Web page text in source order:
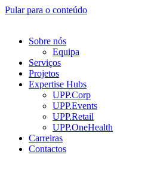
Pular para o conteúdo
Sobre nós
Equipa
Serviços
Projetos
Expertise Hubs
UPP.Corp
UPP.Events
UPP.Retail
UPP.OneHealth
Carreiras
Contactos